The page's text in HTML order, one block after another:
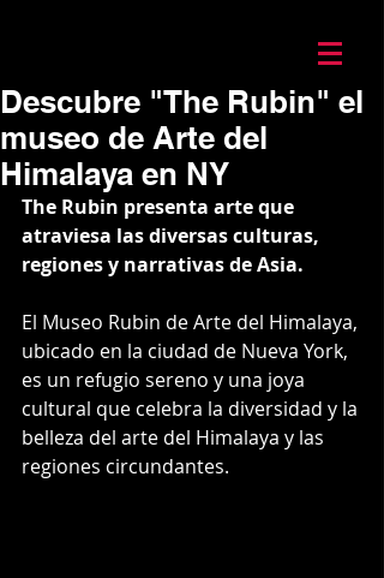
Descubre "The Rubin" el
museo de Arte del
Himalaya en NY
The Rubin presenta arte que
atraviesa las diversas culturas,
regiones y narrativas de Asia.
El Museo Rubin de Arte del Himalaya,
ubicado en la ciudad de Nueva York,
es un refugio sereno y una joya
cultural que celebra la diversidad y la
belleza del arte del Himalaya y las
regiones circundantes.